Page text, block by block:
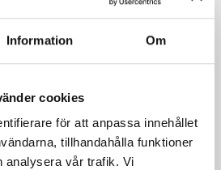
Information Om
cookies
för att anpassa innehållet
tillhandahålla funktioner
analysera vår trafik. Vi
Pris
619,00 kr